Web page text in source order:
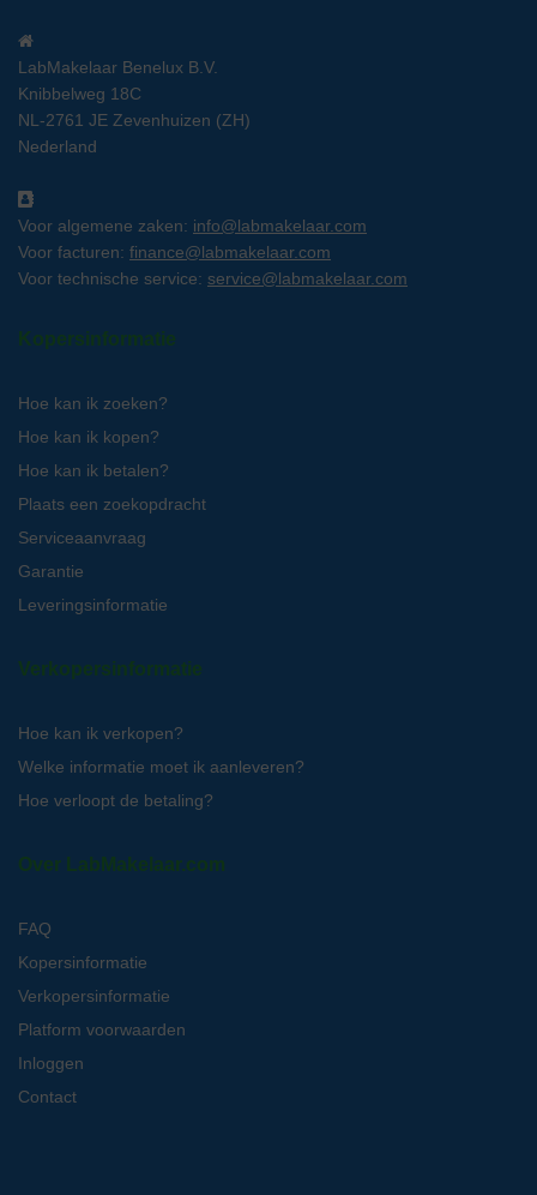
LabMakelaar Benelux B.V.
Knibbelweg 18C
NL-2761 JE Zevenhuizen (ZH)
Nederland
Voor algemene zaken: info@labmakelaar.com
Voor facturen: finance@labmakelaar.com
Voor technische service: service@labmakelaar.com
Kopersinformatie
Hoe kan ik zoeken?
Hoe kan ik kopen?
Hoe kan ik betalen?
Plaats een zoekopdracht
Serviceaanvraag
Garantie
Leveringsinformatie
Verkopersinformatie
Hoe kan ik verkopen?
Welke informatie moet ik aanleveren?
Hoe verloopt de betaling?
Over LabMakelaar.com
FAQ
Kopersinformatie
Verkopersinformatie
Platform voorwaarden
Inloggen
Contact